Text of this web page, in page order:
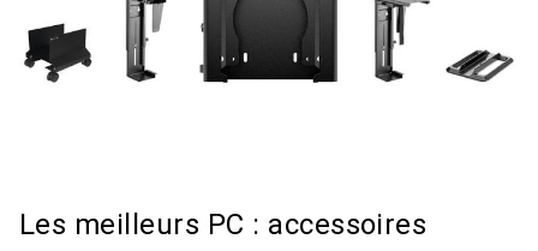
Les meilleurs PC : accessoires